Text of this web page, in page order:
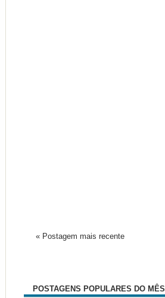
« Postagem mais recente
POSTAGENS POPULARES DO MÊS